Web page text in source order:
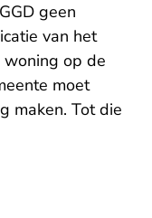
geen
van het
woning op de
moet
maken. Tot die